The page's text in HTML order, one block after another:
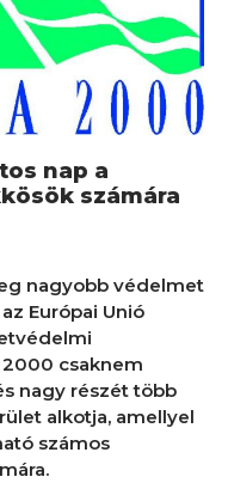
nap a
számára
nagyobb védelmet
Európai Unió
csaknem
nagy részét több
alkotja, amellyel
számos